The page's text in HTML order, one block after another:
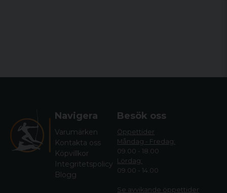
Navigera
Varumärken
Kontakta oss
Köpvillkor
Integritetspolicy
Blogg
Besök oss
Öppettider
Måndag - Fredag:
09.00 - 18.00
Lördag:
09.00 - 14.00
Se avvikande öppettider